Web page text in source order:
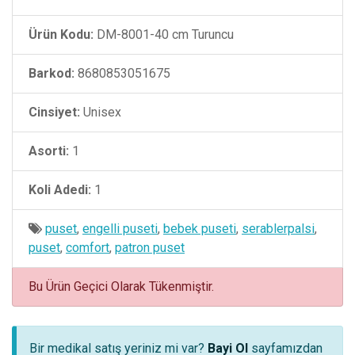
Ürün Kodu: DM-8001-40 cm Turuncu
Barkod: 8680853051675
Cinsiyet: Unisex
Asorti: 1
Koli Adedi: 1
puset, engelli puseti, bebek puseti, serablerpalsi,
puset, comfort, patron puset
Bu Ürün Geçici Olarak Tükenmiştir.
Bir medikal satış yeriniz mi var? Bayi Ol sayfamızdan